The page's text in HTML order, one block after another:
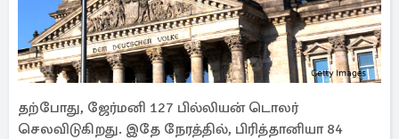
தற்போது, ஜேர்மனி 127 பில்லியன் டொலர்
செலவிடுகிறது. இதே நேரத்தில், பிரித்தானியா 84